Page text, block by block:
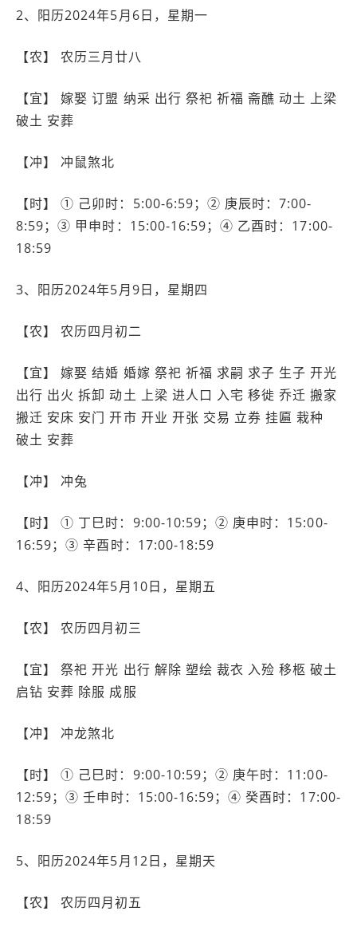
2、阳历2024年5月6日，星期一
【农】 农历三月廿八
【宜】 嫁娶 订盟 纳采 出行 祭祀 祈福 斋醮 动土 上梁
破土 安葬
【冲】 冲鼠煞北
【时】 ① 己卯时：5:00-6:59；② 庚辰时：7:00-
8:59；③ 甲申时：15:00-16:59；④ 乙酉时：17:00-
18:59
3、阳历2024年5月9日，星期四
【农】 农历四月初二
【宜】 嫁娶 结婚 婚嫁 祭祀 祈福 求嗣 求子 生子 开光
出行 出火 拆卸 动土 上梁 进人口 入宅 移徙 乔迁 搬家
搬迁 安床 安门 开市 开业 开张 交易 立券 挂匾 栽种
破土 安葬
【冲】 冲兔
【时】 ① 丁巳时：9:00-10:59；② 庚申时：15:00-
16:59；③ 辛酉时：17:00-18:59
4、阳历2024年5月10日，星期五
【农】 农历四月初三
【宜】 祭祀 开光 出行 解除 塑绘 裁衣 入殓 移柩 破土
启钻 安葬 除服 成服
【冲】 冲龙煞北
【时】 ① 己巳时：9:00-10:59；② 庚午时：11:00-
12:59；③ 壬申时：15:00-16:59；④ 癸酉时：17:00-
18:59
5、阳历2024年5月12日，星期天
【农】 农历四月初五